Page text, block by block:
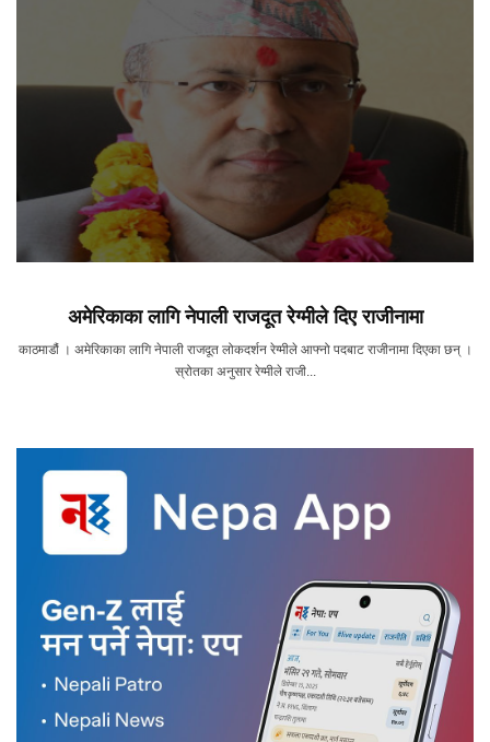
अमेरिकाका लागि नेपाली राजदूत रेग्मीले दिए राजीनामा
काठमाडौं । अमेरिकाका लागि नेपाली राजदूत लोकदर्शन रेग्मीले आफ्नो पदबाट राजीनामा दिएका छन् ।
स्रोतका अनुसार रेग्मीले राजी...